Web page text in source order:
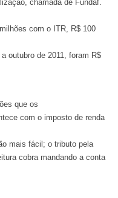
chamada de Fundaf.
com o ITR, R$ 100
outubro de 2011, foram R$
que os
com o imposto de renda
mais fácil; o tributo pela
cobra mandando a conta